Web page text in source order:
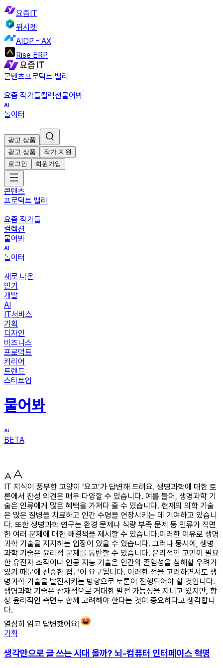
요즘IT
위시켓
AIDP - AX
Rise ERP
콘텐츠프로덕트 밸리
요즘 작가들컬렉션물어봐
놀이터
광고 상품
광고 상품
작가 지원
로그인
회원가입
콘텐츠
프로덕트 밸리
요즘 작가들
컬렉션
물어봐
놀이터
새로 나온
인기
개발
AI
IT서비스
기획
디자인
비즈니스
프로덕트
커리어
트렌드
스타트업
물어봐
BETA
IT 지식이 풍부한 고양이 ‘요고’가 답변해 드려요. 생명과학에 대한 토
론에서 찬성 의견은 매우 다양할 수 있습니다. 예를 들어, 생명과학 기
술은 인류에게 많은 혜택을 가져다 줄 수 있습니다. 현재의 의학 기술
은 많은 질병을 치료하고 인간 수명을 연장시키는 데 기여하고 있습니
다. 또한 생명과학 연구는 환경 문제나 식량 부족 문제 등 인류가 직면
한 여러 문제에 대한 해결책을 제시할 수 있습니다.이러한 이유로 생명
과학 기술을 지지하는 입장이 있을 수 있습니다. 그러나 동시에, 생명
과학 기술은 윤리적 문제를 동반할 수 있습니다. 윤리적인 고민이 필요
한 유전자 조작이나 인공 지능 기술은 인간의 존엄성을 침해할 우려가
있기 때문에 신중한 접근이 요구됩니다. 이러한 점을 고려하면서도 생
명과학 기술을 발전시키는 방향으로 토론이 진행되어야 할 것입니다.
생명과학 기술은 잠재적으로 거대한 발전 가능성을 지니고 있지만, 항
상 윤리적인 측면도 함께 고려해야 한다는 것이 중요하다고 생각합니
다.
열심히 읽고 답변했어요!
기획
생각만으로 글 쓰는 시대 올까? 뇌-컴퓨터 인터페이스 혁명